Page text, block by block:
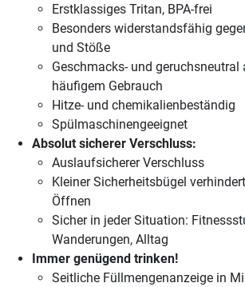
Erstklassiges Tritan, BPA-frei
Besonders widerstandsfähig
und Stöße
Geschmacks- und geruchsneutral
häufigem Gebrauch
Hitze- und chemikalienbeständig
Spülmaschinengeeignet
Absolut sicherer Verschluss:
Auslaufsicherer Verschluss
Kleiner Sicherheitsbügel
Öffnen
Sicher in jeder Situation:
Wanderungen, Alltag
Immer genügend trinken!
Seitliche Füllmengenanzeige in